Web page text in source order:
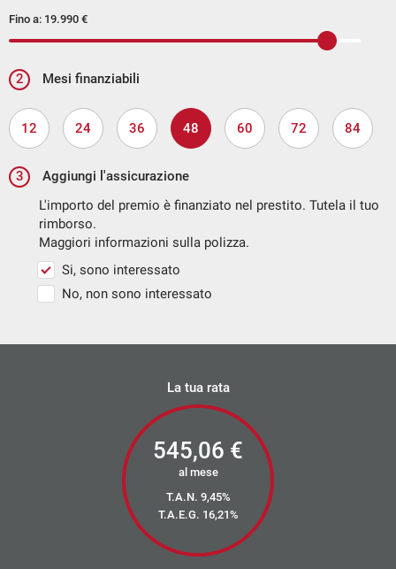
Fino a: 19.990 €
2 Mesi finanziabili
12 24 36 48 60 72 84
3
Aggiungi l'assicurazione
L'importo del premio è finanziato nel prestito. Tutela il tuo
rimborso.
Maggiori informazioni sulla polizza.
Si, sono interessato
No, non sono interessato
La tua rata
545,06 €
al mese
T.A.N. 9,45%
T.A.E.G. 16,21%